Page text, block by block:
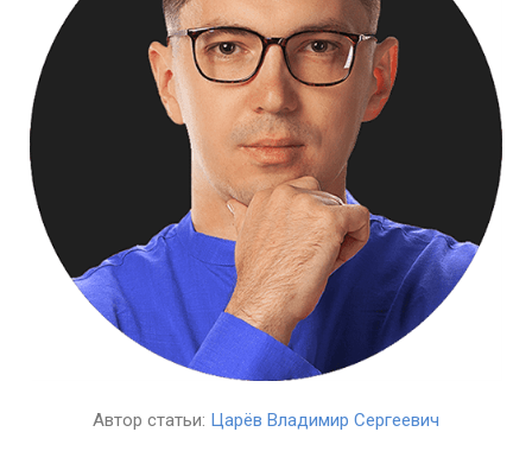
Автор статьи: Царёв Владимир Сергеевич